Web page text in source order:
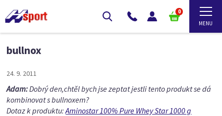
0
bullnox
24. 9. 2011
Adam:Dobrý den,chtěl bych jse zeptat jestli tento produkt se dá
kombinovat s bullnoxem?
Dotaz k produktu:Aminostar 100% Pure Whey Star 1000 g